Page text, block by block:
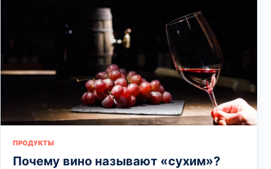
ПРОДУКТЫ
Почему вино называют «сухим»?